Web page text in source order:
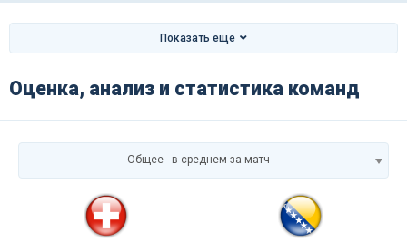
Показать еще
Оценка, анализ и статистика команд
Общее - в среднем за матч